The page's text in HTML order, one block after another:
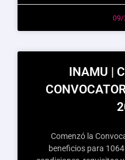
09/
INAMU |
Comenzó la
beneficios para